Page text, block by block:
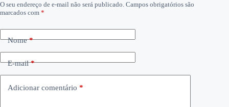
O seu endereço de e-mail não será publicado. Campos obrigatórios são
marcados com *
Nome*
E-mail*
Adicionar comentário *